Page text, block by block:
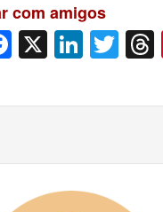
com amigos
Facebook
X